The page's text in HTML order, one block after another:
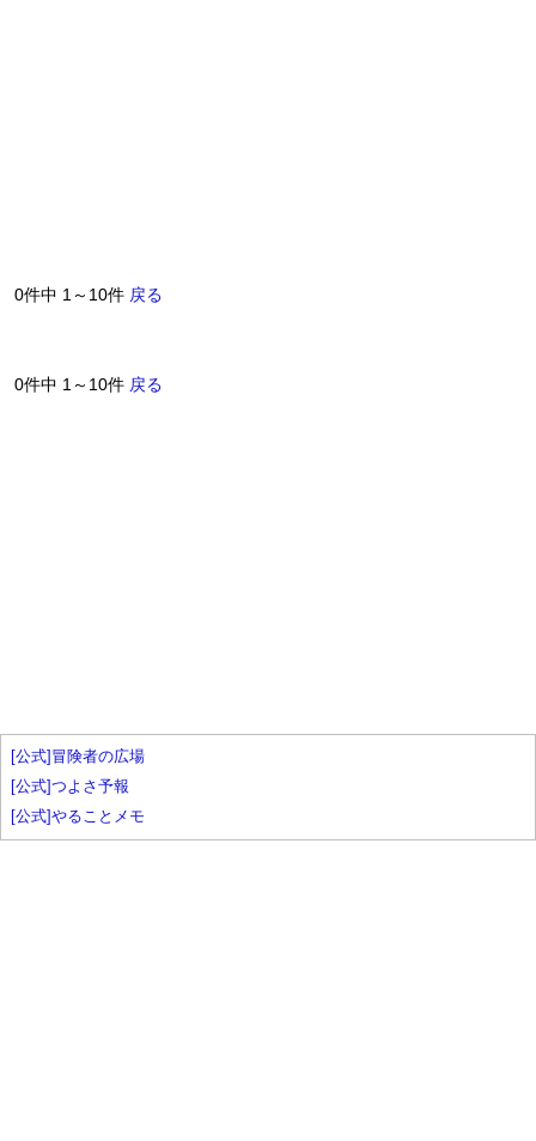
0件中 1～10件 戻る
0件中 1～10件 戻る
[公式]冒険者の広場
[公式]つよさ予報
[公式]やることメモ